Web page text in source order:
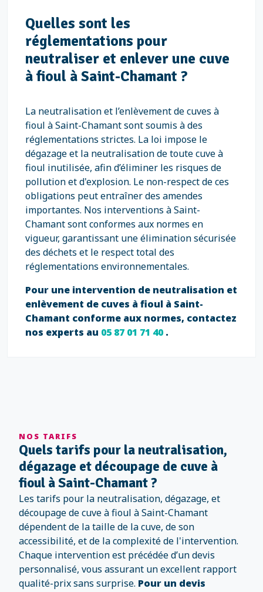
Quelles sont les
réglementations pour
neutraliser et enlever une cuve
à fioul à Saint-Chamant ?
La neutralisation et l’enlèvement de cuves à
fioul à Saint-Chamant sont soumis à des
réglementations strictes. La loi impose le
dégazage et la neutralisation de toute cuve à
fioul inutilisée, afin d’éliminer les risques de
pollution et d'explosion. Le non-respect de ces
obligations peut entraîner des amendes
importantes. Nos interventions à Saint-
Chamant sont conformes aux normes en
vigueur, garantissant une élimination sécurisée
des déchets et le respect total des
réglementations environnementales.
Pour une intervention de neutralisation et
enlèvement de cuves à fioul à Saint-
Chamant conforme aux normes, contactez
nos experts au 05 87 01 71 40.
NOS TARIFS
Quels tarifs pour la neutralisation,
dégazage et découpage de cuve à
fioul à Saint-Chamant ?
Les tarifs pour la neutralisation, dégazage, et
découpage de cuve à fioul à Saint-Chamant
dépendent de la taille de la cuve, de son
accessibilité, et de la complexité de l'intervention.
Chaque intervention est précédée d’un devis
personnalisé, vous assurant un excellent rapport
qualité-prix sans surprise. Pour un devis